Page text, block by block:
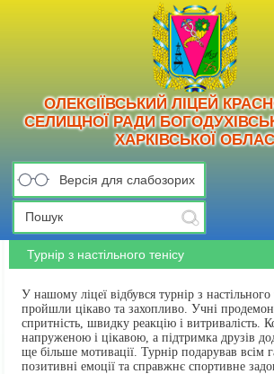
ОЛЕКСІЇВСЬКИЙ ЛІЦЕЙ
СЕЛИЩНОЇ РАДИ
ХАРКІВСЬКОЇ
Версія для слабозорих
Турнір з настільного тенісу
У нашому ліцеї відбувся турнір з
пройшли цікаво та захопливо. Учні
спритність, швидку реакцію і витривалість.
напруженою і цікавою, а підтримка друзів
ще більше мотивації. Турнір подарував всім
позитивні емоції та справжнє спортивне